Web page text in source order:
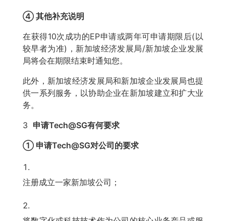
④ 其他补充说明
在获得10次成功的EP申请或两年可申请期限后(以
较早者为准)，新加坡经济发展局/新加坡企业发展
局将会在期限结束时通知您。
此外，新加坡经济发展局和新加坡企业发展局也提
供一系列服务，以协助企业在新加坡建立和扩大业
务。
3 申请Tech@SG有何要求
① 申请Tech@SG对公司的要求
注册成立一家新加坡公司；